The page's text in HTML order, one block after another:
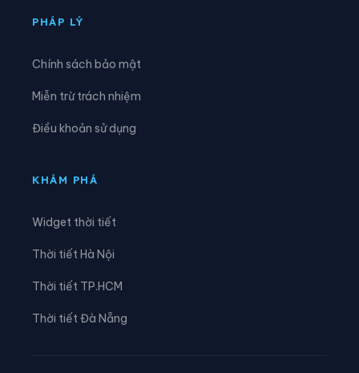
Xã Ea Ktur
Xã Ea Rốk
PHÁP LÝ
Chính sách bảo mật
Miễn trừ trách nhiệm
Điều khoản sử dụng
KHÁM PHÁ
Widget thời tiết
Thời tiết Hà Nội
Thời tiết TP.HCM
Thời tiết Đà Nẵng